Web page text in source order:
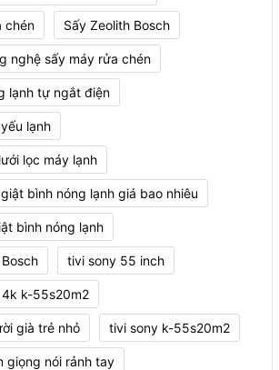
chén Sấy Zeolith Bosch
nghệ sấy máy rửa chén
lạnh tự ngắt điện
lạnh
lọc máy lạnh
bình nóng lạnh giá bao nhiêu
bình nóng lạnh
tivi sony 55 inch
k-55s20m2
già trẻ nhỏ tivi sony k-55s20m2
giọng nói rảnh tay